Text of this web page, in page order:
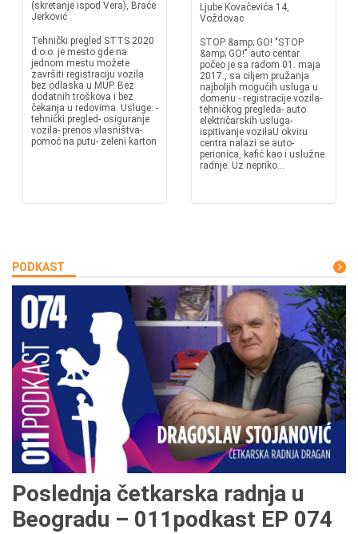
(skretanje ispod Vera), Braće
Jerković
Tehnički pregled STTS 2020
d.o.o. je mesto gde na
jednom mestu možete
završiti registraciju vozila
bez odlaska u MUP. Bez
dodatnih troškova i bez
čekanja u redovima. Usluge: -
tehnički pregled- osiguranje
vozila- prenos vlasništva-
pomoć na putu- zeleni karton
Ljube Kovačevića 14,
Voždovac
STOP &amp; GO! "STOP
&amp; GO!" auto centar
počeo je sa radom 01. maja
2017., sa ciljem pružanja
najboljih mogućih usluga u
domenu:- registracije vozila-
tehničkog pregleda- auto
električarskih usluga-
ispitivanje vozilaU okviru
centra nalazi se auto-
perionica, kafić kao i uslužne
radnje. Uz nepriko...
PODKAST
Poslednja četkarska radnja u
Beogradu – 011podkast EP 074